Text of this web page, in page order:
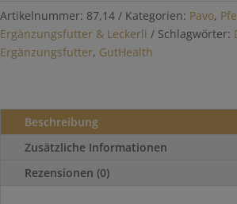
Artikelnummer: 87,14 Kategorien: Pavo,
Ergänzungsfutter & Leckerli
Schlagwörter:
Ergänzungsfutter, GutHealth
Beschreibung
Zusätzliche Informationen
Rezensionen (0)